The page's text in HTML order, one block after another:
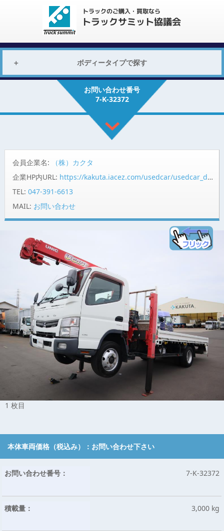
ボディータイプで探す
お問い合わせ番号
7-K-32372
会員企業名:
（株）カクタ
企業HP内URL: https://kakuta.iacez.com/usedcar/usedcar_detail.php?group_code=870&zaiko_code=00001000010000065108
TEL: 047-391-6613
MAIL: お問い合わせ
1 枚目
本体車両価格（税込み）： お問い合わせ下さい
お問い合わせ番号： 7-K-32372
積載量： 3,000 kg